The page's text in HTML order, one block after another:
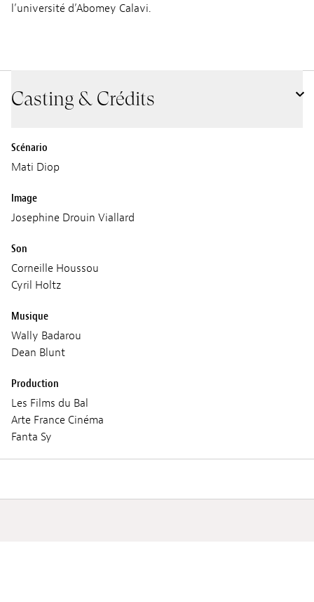
l’université d’Abomey Calavi.
Casting & Crédits
Scénario
Mati Diop
Image
Josephine Drouin Viallard
Son
Corneille Houssou
Cyril Holtz
Musique
Wally Badarou
Dean Blunt
Production
Les Films du Bal
Arte France Cinéma
Fanta Sy